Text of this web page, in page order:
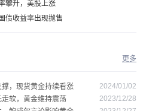
攀升，美股上涨
债收益率出现抛售
更多
，现货黄金持续看涨
2024/01/02
软，黄金维持震荡
2023/12/28